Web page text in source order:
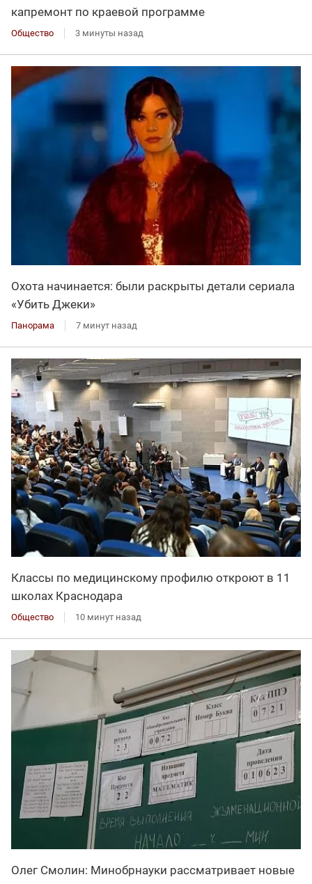
капремонт по краевой программе
Общество 3 минуты назад
Охота начинается: были раскрыты детали сериала
«Убить Джеки»
Панорама 7 минут назад
Классы по медицинскому профилю откроют в 11
школах Краснодара
Общество 10 минут назад
Олег Смолин: Минобрнауки рассматривает новые